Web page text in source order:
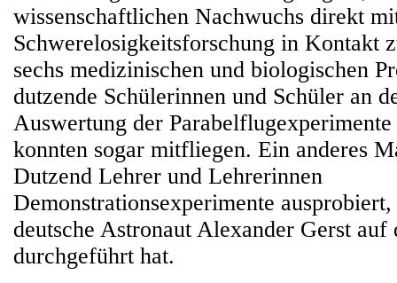
wissenschaftlichen Nachwuchs direkt
Schwerelosigkeitsforschung in Kontakt
sechs medizinischen und biologischen
dutzende Schülerinnen und Schüler an
Auswertung der
konnten sogar mitfliegen. Ein anderes
Dutzend Lehrer und Lehrerinnen
Demonstrationsexperimente
deutsche Astronaut Alexander Gerst auf
durchgeführt hat.